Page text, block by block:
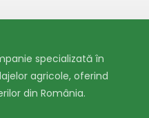
specializată în
agricole, oferind
din România.